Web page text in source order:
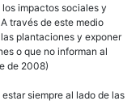
impactos sociales y
través de este medio
plantaciones y exponer
o que no informan al
de 2008)
siempre al lado de las